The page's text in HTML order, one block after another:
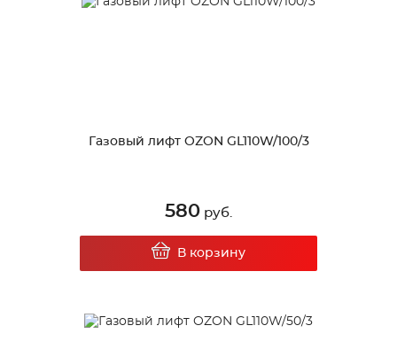
Газовый лифт OZON GL110W/100/3
580 руб.
В корзину